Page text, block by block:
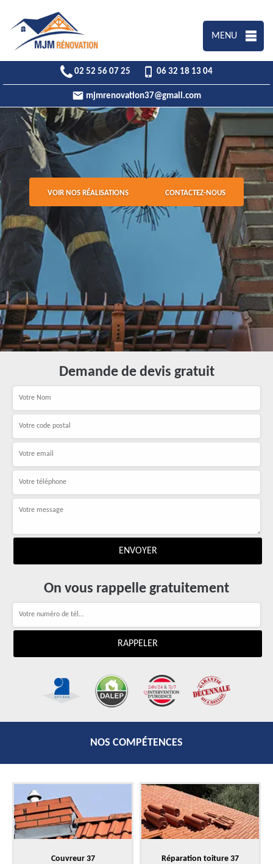
MENU
02 52 56 07 25 06 32 18 13 04
mjmrenovation37@gmail.com
VOIR NOS RÉALISATIONS CONTACTEZ-NOUS
Demande de devis gratuit
On vous rappelle gratuitement
NOS COMPÉTENCES
Couvreur 37 Réparation toiture 37